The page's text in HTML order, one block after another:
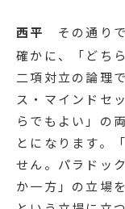
西平
その通り
確かに、「どち
二項対立の論理
ス・マインドセ
らでもよい」の
とになります。
せん。パラドッ
か一方」の立場